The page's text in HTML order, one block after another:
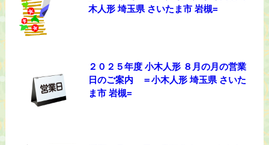
木人形 埼玉県 さいたま市 岩槻=
２０２５年度 小木人形 ８月の月の営業
日のご案内 ＝小木人形 埼玉県 さいた
ま市 岩槻=